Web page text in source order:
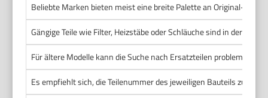
Beliebte Marken bieten meist eine breite Palette an Original-
Gängige Teile wie Filter, Heizstäbe oder Schläuche sind in der
Für ältere Modelle kann die Suche nach Ersatzteilen
Es empfiehlt sich, die Teilenummer des jeweiligen Bauteils zu